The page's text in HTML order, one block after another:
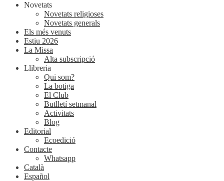
Novetats
Novetats religioses
Novetats generals
Els més venuts
Estiu 2026
La Missa
Alta subscripció
Llibreria
Qui som?
La botiga
El Club
Butlletí setmanal
Activitats
Blog
Editorial
Ecoedició
Contacte
Whatsapp
Català
Español